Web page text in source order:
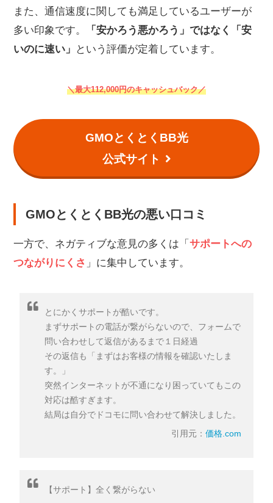
また、通信速度に関しても満足しているユーザーが
多い印象です。
「安かろう悪かろう」ではなく「安
いのに速い」
という評価が定着しています。
＼最大112,000円のキャッシュバック／
GMOとくとくBB光
公式サイト
GMOとくとくBB光の悪い口コミ
一方で、ネガティブな意見の多くは「 サポートへの
つながりにくさ 」に集中しています。
とにかくサポートが酷いです。
まずサポートの電話が繋がらないので、フォームで
問い合わせして返信があるまで１日経過
その返信も「まずはお客様の情報を確認いたしま
す。」
突然インターネットが不通になり困っていてもこの
対応は酷すぎます。
結局は自分でドコモに問い合わせて解決しました。
引用元： 価格.com
【サポート】全く繋がらない